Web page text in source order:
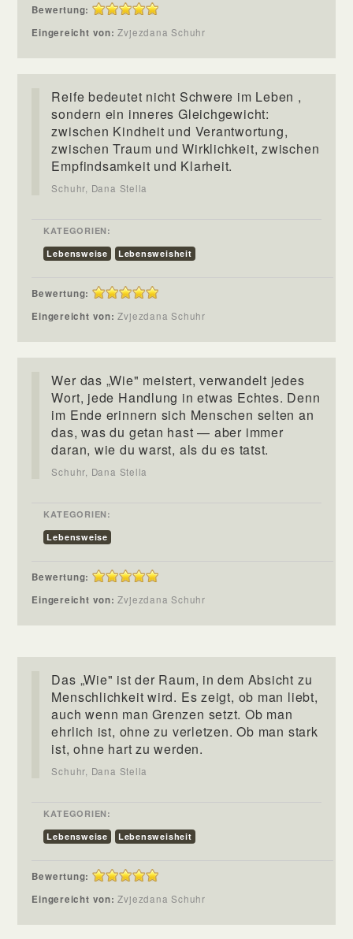
Bewertung:
Eingereicht von:Zvjezdana Schuhr
Reife bedeutet nicht Schwere im Leben ,
sondern ein inneres Gleichgewicht:
zwischen Kindheit und Verantwortung,
zwischen Traum und Wirklichkeit, zwischen
Empfindsamkeit und Klarheit.
Schuhr, Dana Stella
KATEGORIEN:
Lebensweise
Lebensweisheit
Bewertung:
Eingereicht von:Zvjezdana Schuhr
Wer das „Wie" meistert, verwandelt jedes
Wort, jede Handlung in etwas Echtes. Denn
im Ende erinnern sich Menschen selten an
das, was du getan hast — aber immer
daran, wie du warst, als du es tatst.
Schuhr, Dana Stella
KATEGORIEN:
Lebensweise
Bewertung:
Eingereicht von:Zvjezdana Schuhr
Das „Wie" ist der Raum, in dem Absicht zu
Menschlichkeit wird. Es zeigt, ob man liebt,
auch wenn man Grenzen setzt. Ob man
ehrlich ist, ohne zu verletzen. Ob man stark
ist, ohne hart zu werden.
Schuhr, Dana Stella
KATEGORIEN:
Lebensweise
Lebensweisheit
Bewertung:
Eingereicht von:Zvjezdana Schuhr